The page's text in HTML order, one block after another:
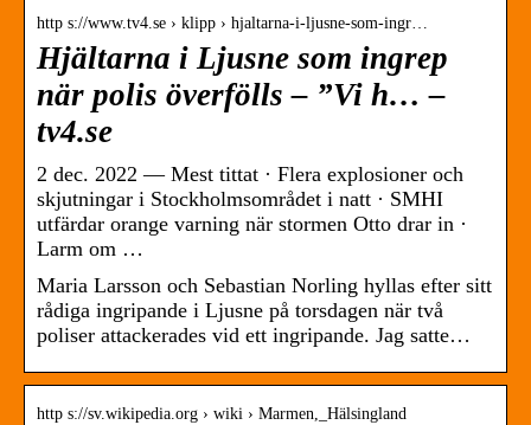
http s://www.tv4.se › klipp › hjaltarna-i-ljusne-som-ingr…
Hjältarna i Ljusne som ingrep
när polis överfölls – ”Vi h… –
tv4.se
2 dec. 2022 — Mest tittat · Flera explosioner och
skjutningar i Stockholmsområdet i natt · SMHI
utfärdar orange varning när stormen Otto drar in ·
Larm om …
Maria Larsson och Sebastian Norling hyllas efter sitt
rådiga ingripande i Ljusne på torsdagen när två
poliser attackerades vid ett ingripande. Jag satte…
http s://sv.wikipedia.org › wiki › Marmen,_Hälsingland